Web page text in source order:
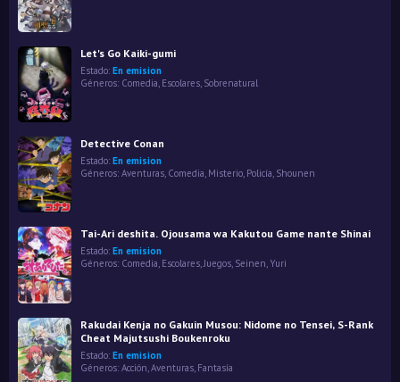
Let's Go Kaiki-gumi
Estado: En emision
Géneros: Comedia Escolares Sobrenatural
Detective Conan
Estado: En emision
Géneros: Aventuras, Comedia, Misterio, Policía, Shounen
Tai-Ari deshita. Ojousama wa Kakutou Game nante Shinai
Estado: En emision
Géneros: Comedia, Escolares,Juegos, Seinen,Yuri
Rakudai Kenja no Gakuin Musou: Nidome no Tensei, S-Rank
Cheat Majutsushi Boukenroku
Estado: En emision
Géneros: Acción Aventuras Fantasía